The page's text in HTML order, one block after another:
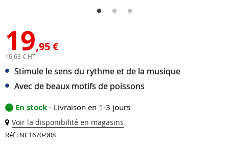
19,95 €
16,63 € HT
Stimule le sens du rythme et de la musique
Avec de beaux motifs de poissons
En stock - Livraison en 1-3 jours
Voir la disponibilité en magasins
Réf : NC1670-908